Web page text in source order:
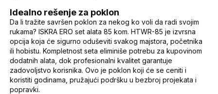
Idealno rešenje za poklon
Da li tražite savršen poklon za nekog ko voli da radi svojim
rukama? ISKRA ERO set alata 85 kom. HTWR-85 je izvrsna
opcija koja će sigurno oduševiti svakog majstora, početnika
ili hobistu. Kompletnost seta eliminiše potrebu za kupovinom
dodatnih alata, dok profesionalni kvalitet garantuje
zadovoljstvo korisnika. Ovo je poklon koji će se ceniti i
koristiti godinama, pružajući podršku u bezbroj projekata i
popravki.